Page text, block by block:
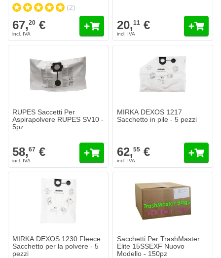
(2)
67,20 € 20,11 €
RUPES Saccetti Per
Aspirapolvere RUPES SV10 -
5pz
58,67 €
MIRKA DEXOS 1217
Sacchetto in pile - 5 pezzi
62,55 €
MIRKA DEXOS 1230 Fleece
Sacchetto per la polvere - 5
pezzi
Sacchetti Per TrashMaster
Elite 15SSEXF Nuovo
Modello - 150pz